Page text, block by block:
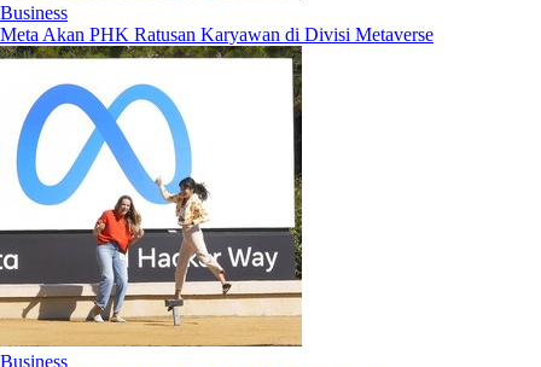
Business
Meta Akan PHK Ratusan Karyawan di Divisi Metaverse
Business